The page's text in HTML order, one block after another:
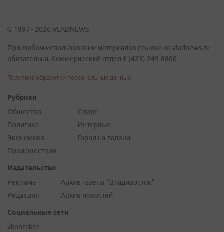
© 1997 - 2026 VLADNEWS
При любом использовании материалов ссылка на vladnews.ru
обязательна. Коммерческий отдел 8 (423) 249-8800
Политика обработки персональных данных
Рубрики
Общество
Политика
Экономика
Происшествия
Спорт
Интервью
Город на ладони
Издательство
Реклама
Редакция
Архив газеты "Владивосток"
Архив новостей
Социальные сети
vkontakte